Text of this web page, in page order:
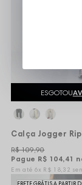
ESGOTOU
Pague R$ 104,41
R$ 109,90
6x R$ 18,32
FRETE GRÁTIS A PARTIR